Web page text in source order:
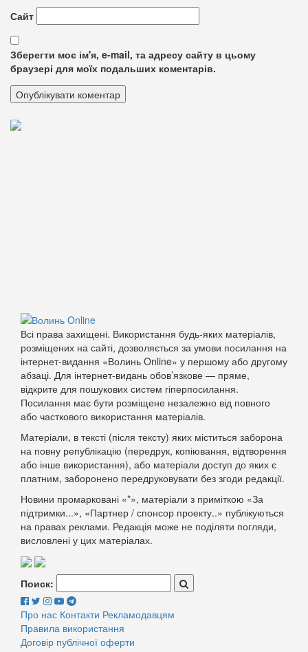
Сайт
Зберегти моє ім'я, e-mail, та адресу сайту в цьому
браузері для моїх подальших коментарів.
Всі права захищені. Використання будь-яких матеріалів,
розміщених на сайті, дозволяється за умови посилання на
інтернет-видання «Волинь Online» у першому або другому
абзаці. Для інтернет-видань обов’язкове — пряме,
відкрите для пошукових систем гіперпосилання.
Посилання має бути розміщене незалежно від повного
або часткового використання матеріалів.
Матеріали, в тексті (після тексту) яких міститься заборона
на повну републікацію (передрук, копіювання, відтворення
або інше використання), або матеріали доступ до яких є
платним, заборонено передруковувати без згоди редакції.
Новини промарковані «*», матеріали з приміткою «За
підтримки...», «Партнер / спонсор проекту..» публікуються
на правах реклами. Редакція може не поділяти погляди,
висловлені у цих матеріалах.
Поиск:
Про нас Контакти Рекламодавцям
Правила використання
Договір публічної оферти